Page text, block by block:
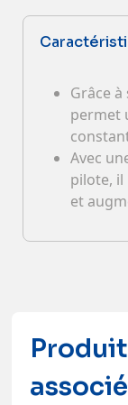
Ressources
Grâce
permet
Avec
pilote, il
et